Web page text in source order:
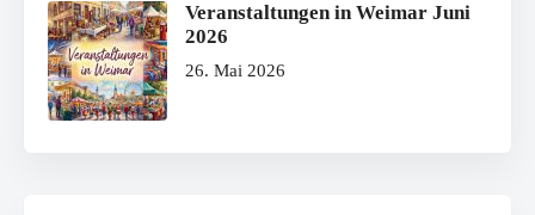
Veranstaltungen in Weimar Juni
2026
26. Mai 2026